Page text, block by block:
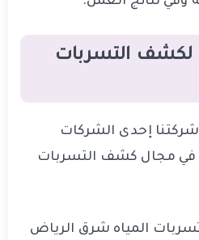
لكشف التسربات
إحدى الشركات
في مجال كشف التسربات
المياه شرق الرياض